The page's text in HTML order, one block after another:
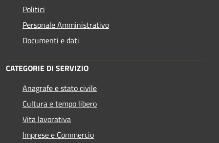
Politici
Personale Amministrativo
Documenti e dati
CATEGORIE DI SERVIZIO
Anagrafe e stato civile
Cultura e tempo libero
Vita lavorativa
Imprese e Commercio